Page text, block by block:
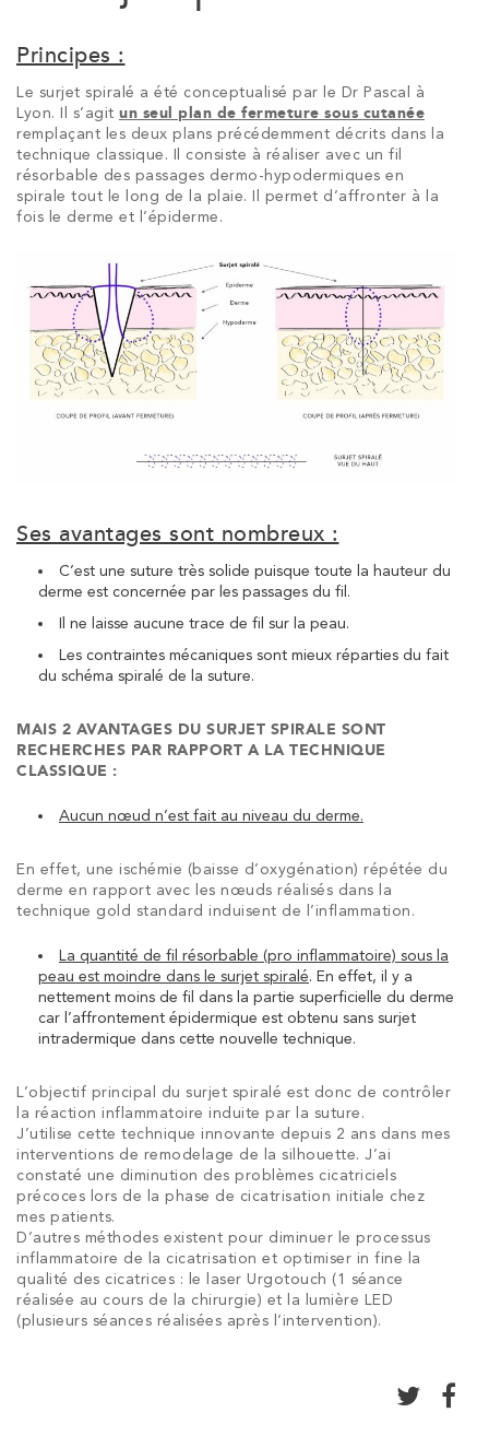
Principes :
Le surjet spiralé a été conceptualisé par le Dr Pascal à
Lyon. Il s’agit un seul plan de fermeture sous cutanée
remplaçant les deux plans précédemment décrits dans la
technique classique. Il consiste à réaliser avec un fil
résorbable des passages dermo-hypodermiques en
spirale tout le long de la plaie. Il permet d’affronter à la
fois le derme et l’épiderme.
Ses avantages sont nombreux :
C’est une suture très solide puisque toute la hauteur du
derme est concernée par les passages du fil.
Il ne laisse aucune trace de fil sur la peau.
Les contraintes mécaniques sont mieux réparties du fait
du schéma spiralé de la suture.
MAIS 2 AVANTAGES DU SURJET SPIRALE SONT
RECHERCHES PAR RAPPORT A LA TECHNIQUE
CLASSIQUE :
Aucun nœud n’est fait au niveau du derme.
En effet, une ischémie (baisse d’oxygénation) répétée du
derme en rapport avec les nœuds réalisés dans la
technique gold standard induisent de l’inflammation.
La quantité de fil résorbable (pro inflammatoire) sous la
peau est moindre dans le surjet spiralé. En effet, il y a
nettement moins de fil dans la partie superficielle du derme
car l’affrontement épidermique est obtenu sans surjet
intradermique dans cette nouvelle technique.
L’objectif principal du surjet spiralé est donc de contrôler
la réaction inflammatoire induite par la suture.
J’utilise cette technique innovante depuis 2 ans dans mes
interventions de remodelage de la silhouette. J’ai
constaté une diminution des problèmes cicatriciels
précoces lors de la phase de cicatrisation initiale chez
mes patients.
D’autres méthodes existent pour diminuer le processus
inflammatoire de la cicatrisation et optimiser in fine la
qualité des cicatrices : le laser Urgotouch (1 séance
réalisée au cours de la chirurgie) et
la lumière LED
(plusieurs séances réalisées après l’intervention).